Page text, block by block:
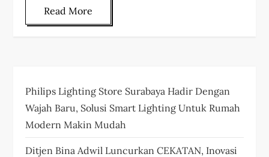
Read More
Philips Lighting Store Surabaya Hadir Dengan
Wajah Baru, Solusi Smart Lighting Untuk Rumah
Modern Makin Mudah
Ditjen Bina Adwil Luncurkan CEKATAN, Inovasi